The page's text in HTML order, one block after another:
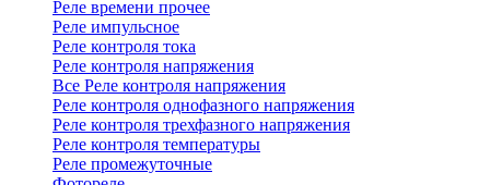
Реле времени прочее
Реле импульсное
Реле контроля тока
Реле контроля напряжения
Все Реле контроля напряжения
Реле контроля однофазного напряжения
Реле контроля трехфазного напряжения
Реле контроля температуры
Реле промежуточные